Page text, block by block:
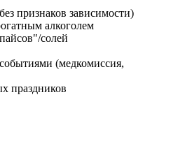
признаков зависимости)
алкоголем
солей
(медкомиссия,
праздников